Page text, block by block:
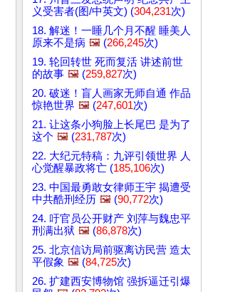
义受害者(图/中英文) (304,231次)
18. 解迷！一睡几个月不醒 睡美人
原来不是病 🖼️ (266,245次)
19. 轮回转世 死而复活 讲述前世
的故事 🖼️ (259,827次)
20. 破迷！盲人画家无师自通 作品
惊艳世界 🖼️ (247,601次)
21. 让这条小狗脸上长尾巴 是为了
这个 🖼️ (231,787次)
22. 大纪元特稿：九评引领世界 人
心觉醒暴政将亡 (185,106次)
23. 中国最勇敢女律师王宇 揭遭受
中共酷刑经历 🖼️ (90,772次)
24. 吁官员公开财产 刘萍与魏忠平
刑满出狱 🖼️ (86,878次)
25. 北京信访局前驱离访民营 造太
平假象 🖼️ (84,725次)
26. 扩建西安博物馆 强拆逼迁引爆